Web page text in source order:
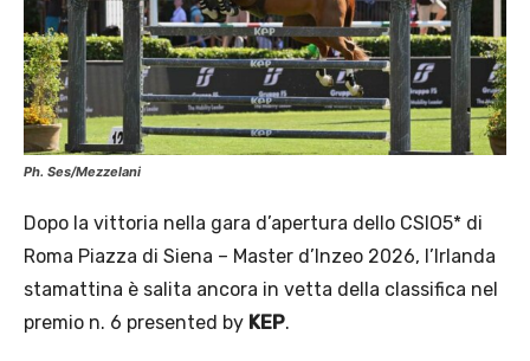
Ph. Ses/Mezzelani
Dopo la vittoria nella gara d’apertura dello CSIO5* di
Roma Piazza di Siena – Master d’Inzeo 2026, l’Irlanda
stamattina è salita ancora in vetta della classifica nel
premio n. 6 presented by KEP.